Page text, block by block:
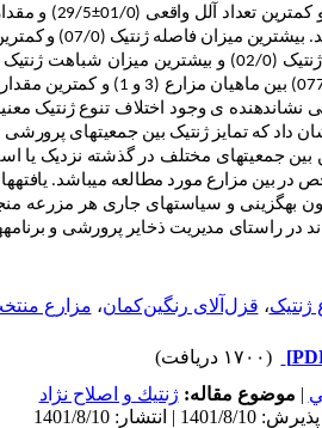
±29/5) و مقدار هتروزایگوسیتی مشاهده شده (08/0
نشان­دهنده ی وجود اختلاف تنوع ژنتیک
داد که تمایز ژنتیک بین جمعیت­های
بین جمعیت­های مختلف در گذشته­ نزدیک یا
بین مزارع مورد مطالعه می­باشد.
به­گزینی و سیاست­های جاری هر مزرعه
در راستای مدیریت ذخایر پرورشی و
ژنتیک، قزل‌‌آلای رنگین‌‌کمان، مزارع
(۱۷۰۰ دریافت)
| موضوع مقاله: ژنتيك و اصلاح نژاد